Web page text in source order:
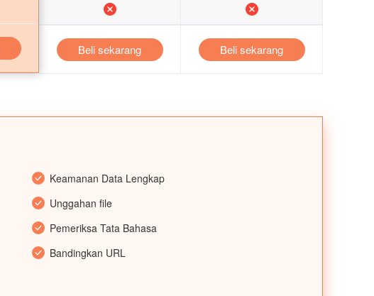
Beli sekarang Beli sekarang
Keamanan Data Lengkap
Unggahan file
Pemeriksa Tata Bahasa
Bandingkan URL